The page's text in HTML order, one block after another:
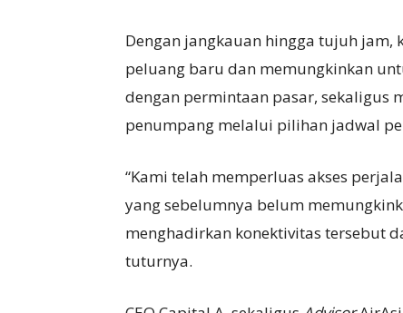
Dengan jangkauan hingga tujuh jam,
peluang baru dan memungkinkan
dengan permintaan pasar, sekaligus
penumpang melalui pilihan jadwal
“Kami telah memperluas akses
yang sebelumnya belum
menghadirkan konektivitas tersebut
tuturnya.